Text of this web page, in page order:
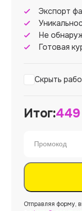
Экспорт
Не
Готовая
Скрыть
Итог:449
Отправляя форму,